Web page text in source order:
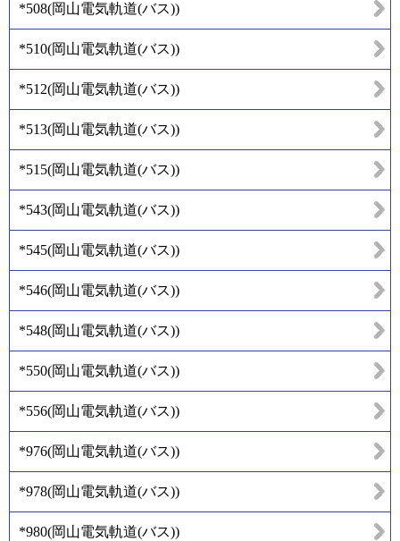
*508(岡山電気軌道(バス))
*510(岡山電気軌道(バス))
*512(岡山電気軌道(バス))
*513(岡山電気軌道(バス))
*515(岡山電気軌道(バス))
*543(岡山電気軌道(バス))
*545(岡山電気軌道(バス))
*546(岡山電気軌道(バス))
*548(岡山電気軌道(バス))
*550(岡山電気軌道(バス))
*556(岡山電気軌道(バス))
*976(岡山電気軌道(バス))
*978(岡山電気軌道(バス))
*980(岡山電気軌道(バス))